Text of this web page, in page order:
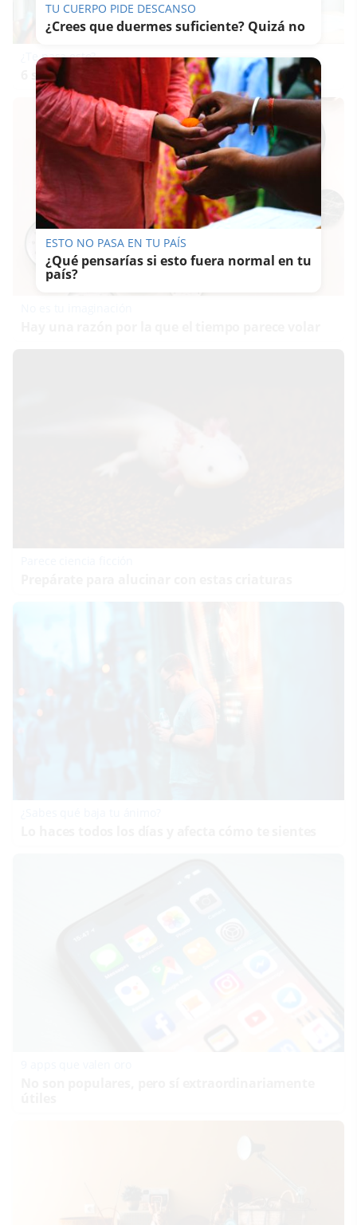
¿Te pasa esto?
6 señales claras de que necesitas descansar más
TU CUERPO PIDE DESCANSO
¿Crees que duermes suficiente? Quizá no
ESTO NO PASA EN TU PAÍS
¿Qué pensarías si esto fuera normal en tu
país?